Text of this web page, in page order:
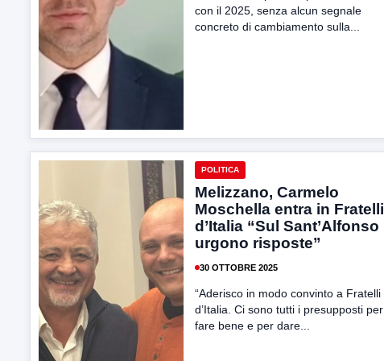
con il 2025, senza alcun segnale
concreto di cambiamento sulla...
POLITICA
Melizzano, Carmelo
Moschella entra in Fratelli
d’Italia “Sul Sant’Alfonso
urgono risposte”
30 OTTOBRE 2025
“Aderisco in modo convinto a Fratelli
d’Italia. Ci sono tutti i presupposti per
fare bene e per dare...